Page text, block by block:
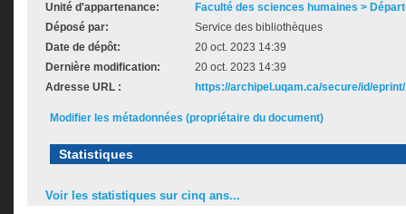
Unité d'appartenance:
Faculté des sciences humaines >
Déposé par:
Service des bibliothèques
Date de dépôt:
20 oct. 2023 14:39
Dernière modification:
20 oct. 2023 14:39
Adresse URL :
https://archipel.uqam.ca/secure/id/
Modifier les métadonnées (propriétaire du document)
Statistiques
Voir les statistiques sur cinq ans...